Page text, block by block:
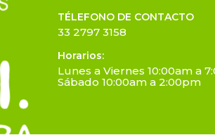
TÉLEFONO DE CONTACTO
33 2797 3158
Horarios:
Lunes a Viernes 10:00am a
Sábado 10:00am a 2:00pm